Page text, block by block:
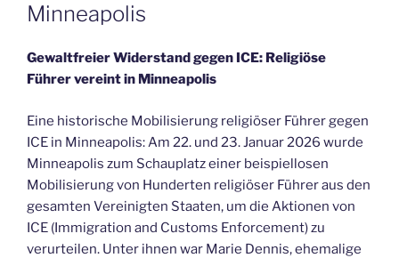
Minneapolis
Gewaltfreier Widerstand gegen ICE: Religiöse
Führer vereint in Minneapolis
Eine historische Mobilisierung religiöser Führer gegen
ICE in Minneapolis: Am 22. und 23. Januar 2026 wurde
Minneapolis zum Schauplatz einer beispiellosen
Mobilisierung von Hunderten religiöser Führer aus den
gesamten Vereinigten Staaten, um die Aktionen von
ICE (Immigration and Customs Enforcement) zu
verurteilen. Unter ihnen war Marie Dennis, ehemalige